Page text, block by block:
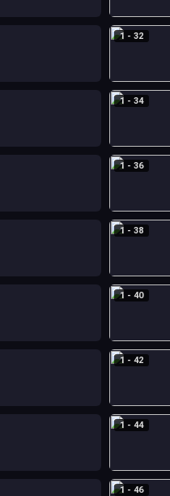
1 - 32
1 - 34
1 - 36
1 - 38
1 - 40
1 - 42
1 - 44
1 - 46